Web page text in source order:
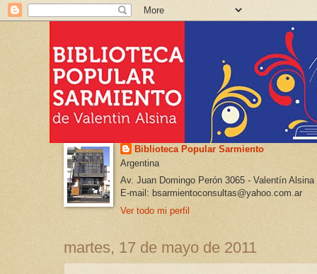
Biblioteca Popular Sarmiento
Argentina
Av. Juan Domingo Perón 3065 - Valentín
E-mail: bsarmientoconsultas@yahoo.com.ar
Ver todo mi perfil
martes, 17 de mayo de 2011